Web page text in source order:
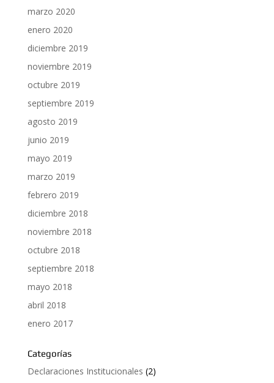
marzo 2020
enero 2020
diciembre 2019
noviembre 2019
octubre 2019
septiembre 2019
agosto 2019
junio 2019
mayo 2019
marzo 2019
febrero 2019
diciembre 2018
noviembre 2018
octubre 2018
septiembre 2018
mayo 2018
abril 2018
enero 2017
Categorías
Declaraciones Institucionales (2)